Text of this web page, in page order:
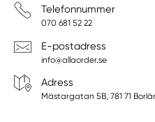
Telefonnummer
070 681 52 22
E-postadress
info@allaorder.se
Adress
Mästargatan 5B, 781 71